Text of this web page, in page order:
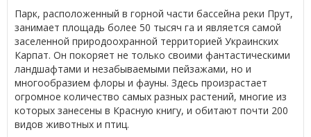
Парк, расположенный в горной части бассейна реки Прут,
занимает площадь более 50 тысяч га и является самой
заселенной природоохранной территорией Украинских
Карпат. Он покоряет не только своими фантастическими
ландшафтами и незабываемыми пейзажами, но и
многообразием флоры и фауны. Здесь произрастает
огромное количество самых разных растений, многие из
которых занесены в Красную книгу, и обитают почти 200
видов животных и птиц.